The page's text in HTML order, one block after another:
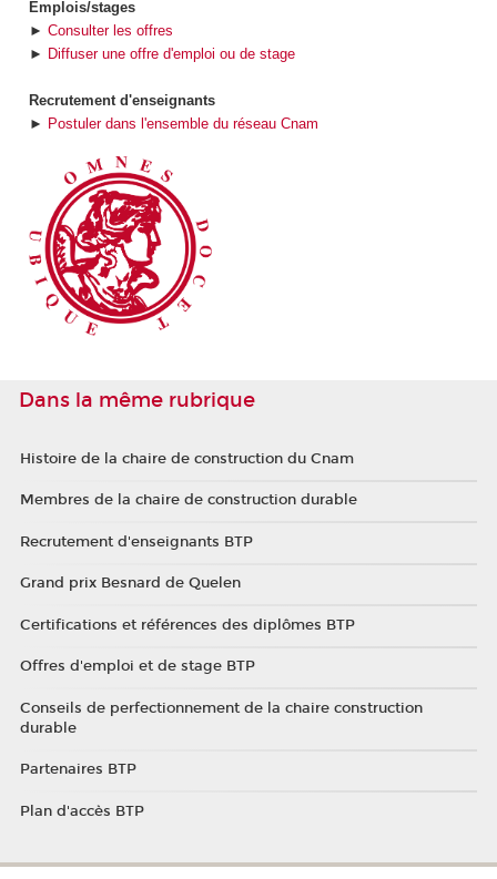
Emplois/stages
► Consulter les offres
► Diffuser une offre d'emploi ou de stage
Recrutement d'enseignants
► Postuler dans l'ensemble du réseau Cnam
Dans la même rubrique
Histoire de la chaire de construction du Cnam
Membres de la chaire de construction durable
Recrutement d'enseignants BTP
Grand prix Besnard de Quelen
Certifications et références des diplômes BTP
Offres d'emploi et de stage BTP
Conseils de perfectionnement de la chaire construction
durable
Partenaires BTP
Plan d'accès BTP